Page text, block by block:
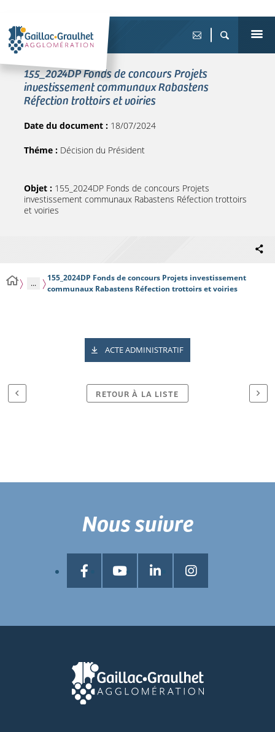
155_2024DP Fonds de concours Projets
investissement communaux Rabastens
Réfection trottoirs et voiries
Date du document : 18/07/2024
Théme : Décision du Président
Objet : 155_2024DP Fonds de concours Projets
investissement communaux Rabastens Réfection trottoirs
et voiries
...
155_2024DP Fonds de concours Projets investissement
communaux Rabastens Réfection trottoirs et voiries
ACTE ADMINISTRATIF
RETOUR À LA LISTE
Nous suivre